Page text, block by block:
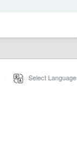
Select Language